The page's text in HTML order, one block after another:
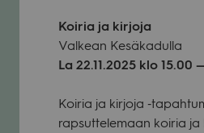
Koi­ria ja kir­joja
Val­kean Kesä­ka­dulla
La 22.11.2025 klo 15.00
Koi­ria ja kir­joja
rap­sut­te­le­maan koi­ria ja